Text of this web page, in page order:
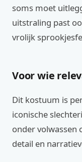
soms moet
uitstraling past
vrolijk
Voor wie
Dit kostuum is
iconische
onder volwassen
detail en